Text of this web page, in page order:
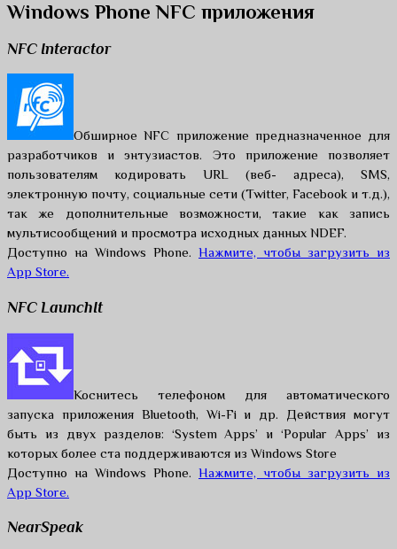
Windows Phone NFC приложения
NFC Interactor
Обширное NFC приложение предназначенное для
разработчиков и энтузиастов. Это приложение позволяет
пользователям кодировать URL (веб- адреса), SMS,
электронную почту, социальные сети (Twitter, Facebook и т.д.),
так же дополнительные возможности, такие как запись
мультисообщений и просмотра исходных данных NDEF.
Доступно на Windows Phone. Нажмите, чтобы загрузить из
App Store.
NFC LaunchIt
Коснитесь телефоном для автоматического
запуска приложения Bluetooth, Wi-Fi и др. Действия могут
быть из двух разделов: ‘System Apps’ и ‘Popular Apps’ из
которых более ста поддерживаются из Windows Store
Доступно на Windows Phone. Нажмите, чтобы загрузить из
App Store.
NearSpeak